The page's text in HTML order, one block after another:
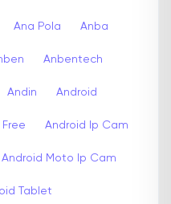
Ana Pola Anba
Anbentech
Andin Android
Android Ip Cam
Android Moto Ip Cam
Tablet